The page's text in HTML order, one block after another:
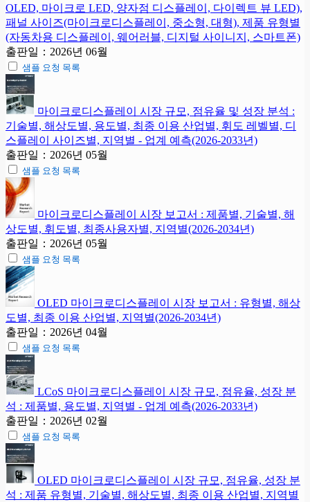
OLED, 마이크로 LED, 양자점 디스플레이, 다이렉트 뷰 LED),
패널 사이즈(마이크로디스플레이, 중소형, 대형), 제품 유형별
(자동차용 디스플레이, 웨어러블, 디지털 사이니지, 스마트폰)
출판일：2026년 06월
샘플 요청 목록
마이크로디스플레이 시장 규모, 점유율 및 성장 분석 :
기술별, 해상도별, 용도별, 최종 이용 산업별, 휘도 레벨별, 디
스플레이 사이즈별, 지역별 - 업계 예측(2026-2033년)
출판일：2026년 05월
샘플 요청 목록
마이크로디스플레이 시장 보고서 : 제품별, 기술별, 해
상도별, 휘도별, 최종사용자별, 지역별(2026-2034년)
출판일：2026년 05월
샘플 요청 목록
OLED 마이크로디스플레이 시장 보고서 : 유형별, 해상
도별, 최종 이용 산업별, 지역별(2026-2034년)
출판일：2026년 04월
샘플 요청 목록
LCoS 마이크로디스플레이 시장 규모, 점유율, 성장 분
석 : 제품별, 용도별, 지역별 - 업계 예측(2026-2033년)
출판일：2026년 02월
샘플 요청 목록
OLED 마이크로디스플레이 시장 규모, 점유율, 성장 분
석 : 제품 유형별, 기술별, 해상도별, 최종 이용 산업별, 지역별